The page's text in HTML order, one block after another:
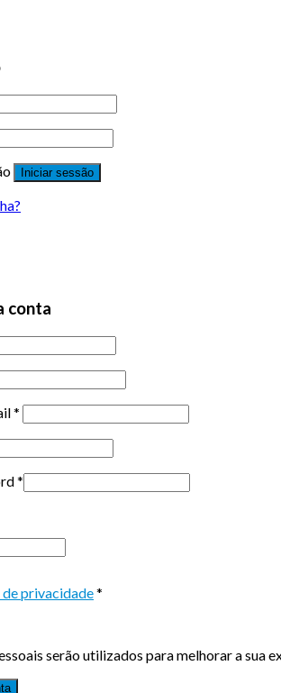
Iniciar sessão
conta
*
*
privacidade*
serão utilizados para melhorar a sua